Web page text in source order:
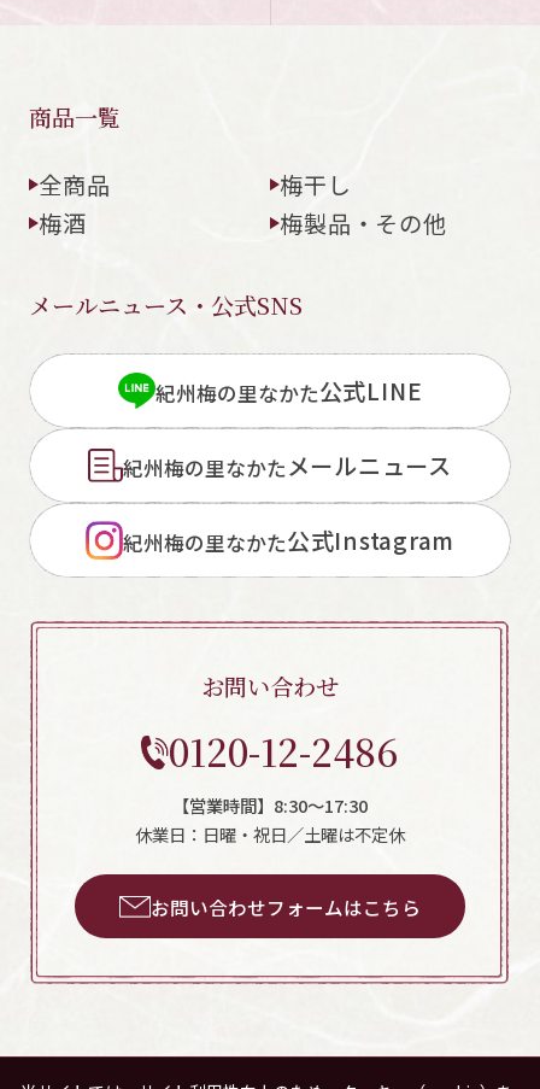
商品一覧
全商品
梅干し
梅酒
梅製品・その他
メールニュース・公式SNS
紀州梅の里なかた公式LINE
紀州梅の里なかたメールニュース
紀州梅の里なかた公式Instagram
お問い合わせ
0120-12-2486
【営業時間】8:30～17:30
休業日：日曜・祝日／土曜は不定休
お問い合わせフォームはこちら